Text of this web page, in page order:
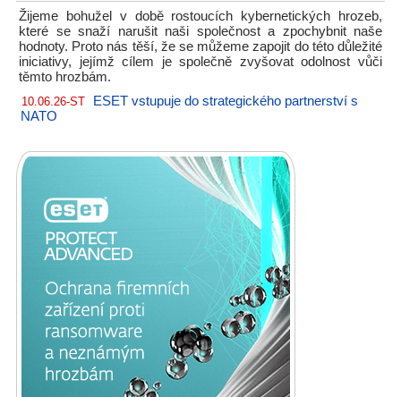
Žijeme bohužel v době rostoucích kybernetických hrozeb,
které se snaží narušit naši společnost a zpochybnit naše
hodnoty. Proto nás těší, že se můžeme zapojit do této důležité
iniciativy, jejímž cílem je společně zvyšovat odolnost vůči
těmto hrozbám.
10.06.26-ST
ESET vstupuje do strategického partnerství s
NATO